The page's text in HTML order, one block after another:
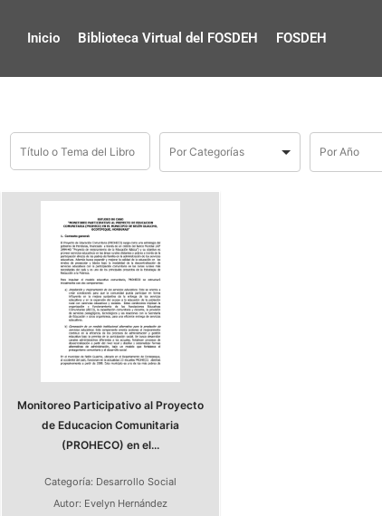
Inicio Biblioteca Virtual del FOSDEH FOSDEH
Monitoreo Participativo al Proyecto
de Educacion Comunitaria
(PROHECO) en el...
Categoría: Desarrollo Social
Autor: Evelyn Hernández